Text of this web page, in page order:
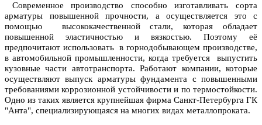
Современное производство способно изготавливать сорта
арматуры повышенной прочности, а осуществляется это с
помощью высококачественной стали, которая обладает
повышенной эластичностью и вязкостью. Поэтому её
предпочитают использовать в горнодобывающем производстве,
в автомобильной промышленности, когда требуется выпустить
кузовные части автотранспорта. Работают компании, которые
осуществляют выпуск арматуры фундамента с повышенными
требованиями коррозионной устойчивости и по термостойкости.
Одно из таких является крупнейшая фирма Санкт-Петербурга ГК
"Анта", специализирующаяся на многих видах металлопроката.